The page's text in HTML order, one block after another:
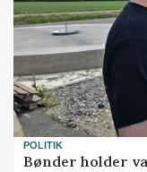
POLITIK
Bønder holder